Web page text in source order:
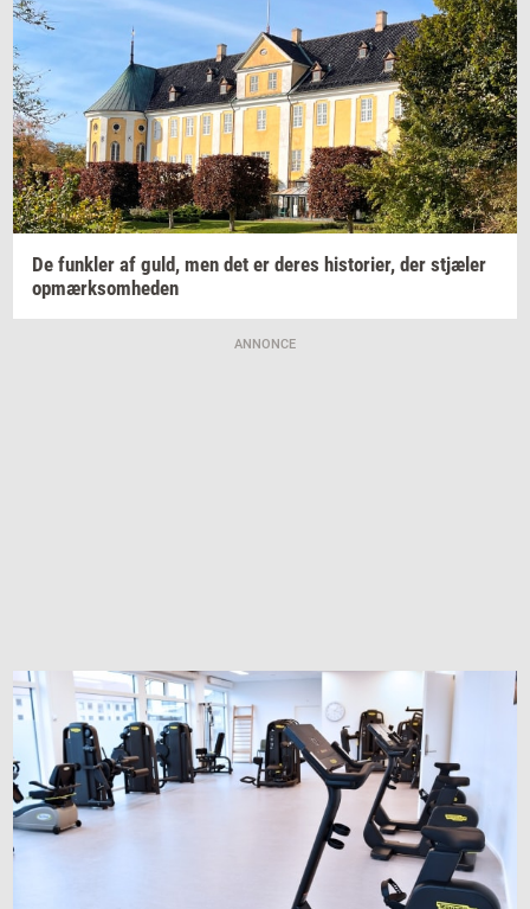
De funk­ler af guld, men det er deres hi­sto­ri­er, der stjæ­ler
op­mærk­som­he­den
ANNONCE